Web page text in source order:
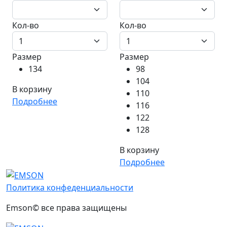
Кол-во
Размер
134
В корзину
Подробнее
Кол-во
Размер
98
104
110
116
122
128
В корзину
Подробнее
Политика конфеденциальности
Emson© все права защищены